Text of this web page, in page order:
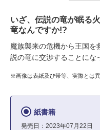
いざ、伝説の竜が眠る
竜なんですか!?
魔族襲来の危機から王国を
説の竜に交渉することにな
※画像は表紙及び帯等、実際とは異
紙書籍
発売日：2023年07月22日